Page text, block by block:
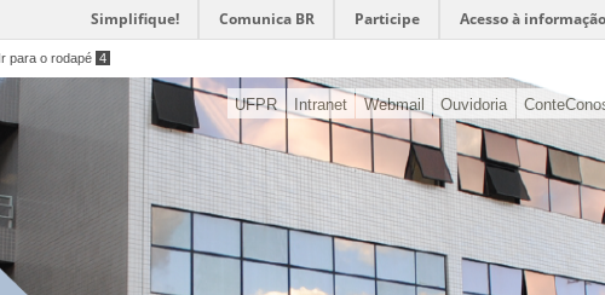
Simplifique! Comunica BR Participe Acesso à informação
Ir para o rodapé 4
UFPR Intranet Webmail Ouvidoria